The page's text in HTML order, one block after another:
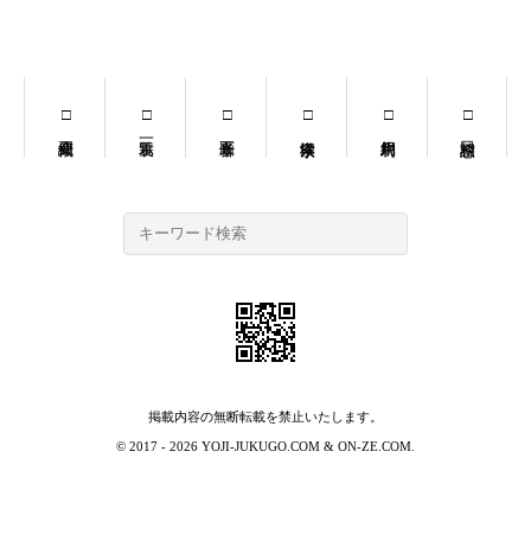
掲載内容の無断転載を禁止いたします。
© 2017 - 2026 YOJI-JUKUGO.COM & ON-ZE.COM